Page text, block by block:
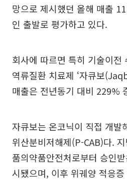
망으로 제시했던 올해 매출
인 출발로 평가하고 있다.
회사에 따르면 특히 기술이전
역류질환 치료제 ‘자큐보
매출은 전년동기 대비 229%
자큐보는 온코닉이 직접 개발
위산분비저해제(P-CAB)다.
품의약품안전처로부터 승인
시됐으며, 이후 위궤양 적응